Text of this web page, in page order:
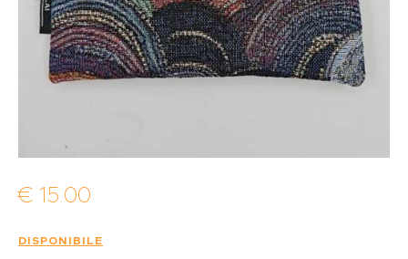
€ 15.00
DISPONIBILE